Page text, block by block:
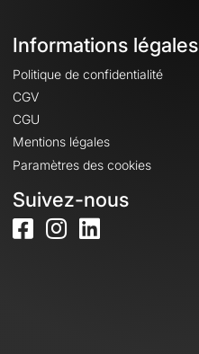
Informations légales
Politique de confidentialité
CGV
CGU
Mentions légales
Paramètres des cookies
Suivez-nous